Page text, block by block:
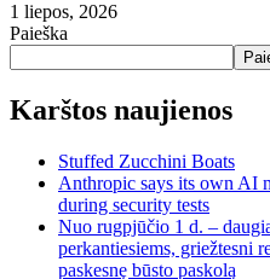
1 liepos, 2026
Paieška
Karštos naujienos
Stuffed Zucchini Boats
Anthropic says its own AI
during security tests
Nuo rugpjūčio 1 d. –
perkantiesiems, griežtesni
paskesnę būsto paskolą